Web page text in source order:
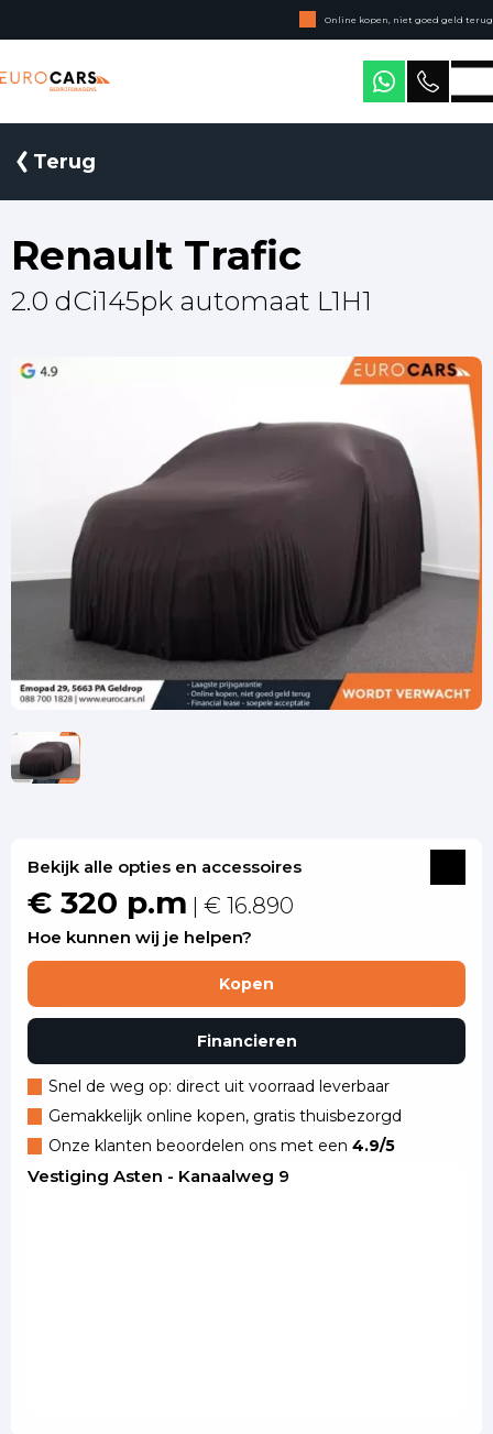
Online kopen, niet goed geld terug
Geen jaarcijfers nodig
Terug
Renault Trafic
2.0 dCi145pk automaat L1H1
Bekijk alle opties en accessoires
€ 320 p.m | € 16.890
Hoe kunnen wij je helpen?
Kopen
Financieren
Snel de weg op: direct uit voorraad leverbaar
Gemakkelijk online kopen, gratis thuisbezorgd
Onze klanten beoordelen ons met een 4.9/5
Vestiging Asten - Kanaalweg 9